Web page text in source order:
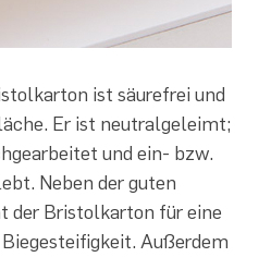
ist säurefrei und
Er ist neutralgeleimt;
und ein- bzw.
Neben der guten
der Bristolkarton für eine
Außerdem